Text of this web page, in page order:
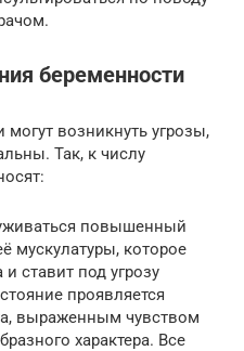
беременности
возникнуть угрозы,
Так, к числу
повышенный
мускулатуры, которое
ставит под угрозу
проявляется
выраженным чувством
характера. Все